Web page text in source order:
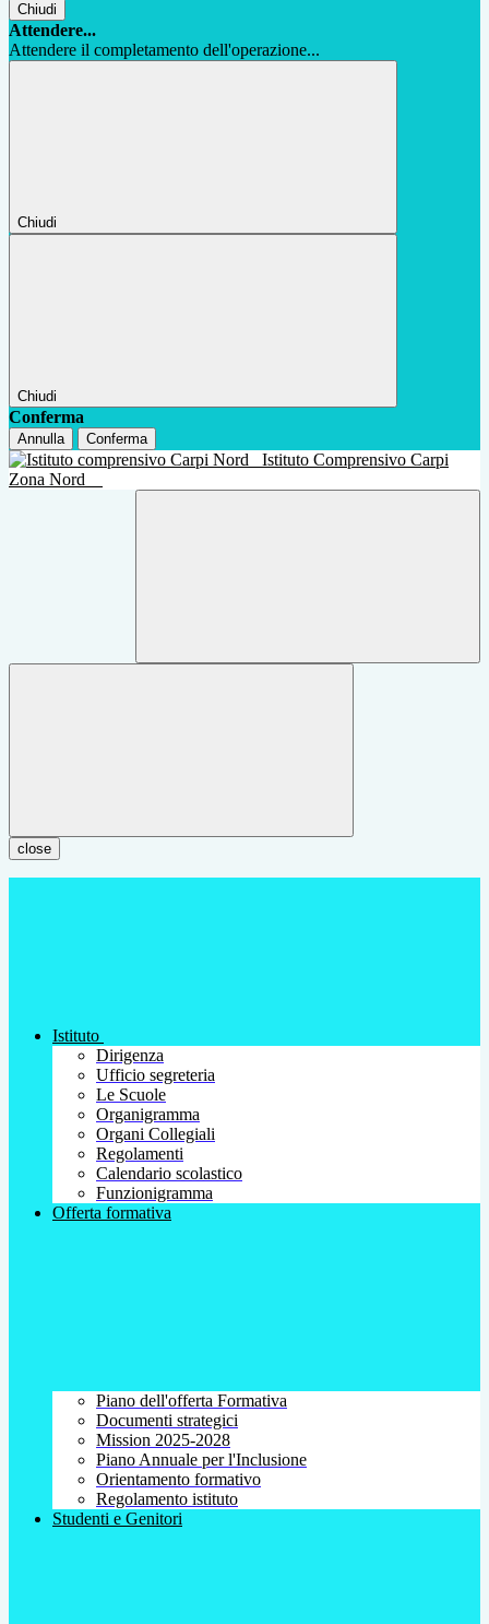
Chiudi
Attendere...
Attendere il completamento dell'operazione...
Chiudi
Chiudi
Conferma
Annulla Conferma
Istituto Comprensivo Carpi
Zona Nord
close
Istituto
Dirigenza
Ufficio segreteria
Le Scuole
Organigramma
Organi Collegiali
Regolamenti
Calendario scolastico
Funzionigramma
Offerta formativa
Piano dell'offerta Formativa
Documenti strategici
Mission 2025-2028
Piano Annuale per l'Inclusione
Orientamento formativo
Regolamento istituto
Studenti e Genitori